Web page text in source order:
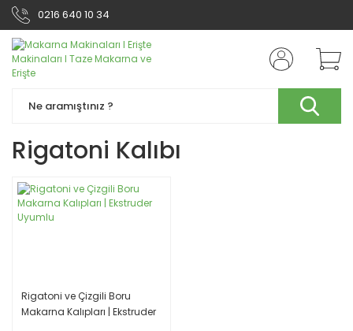
0216 640 10 34
Rigatoni Kalıbı
Rigatoni ve Çizgili Boru
Makarna Kalıpları | Ekstruder